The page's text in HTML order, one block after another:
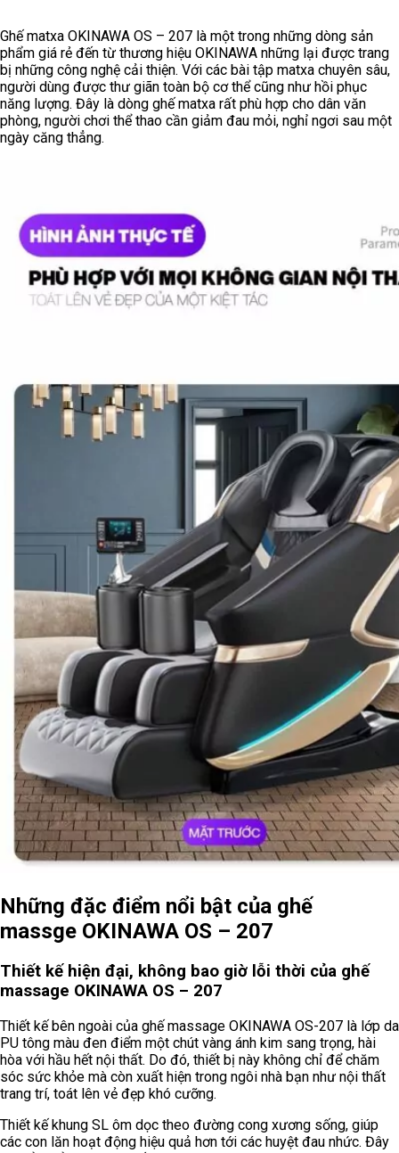
Ghế matxa OKINAWA OS – 207 là một trong những dòng sản
phẩm giá rẻ đến từ thương hiệu OKINAWA những lại được trang
bị những công nghệ cải thiện. Với các bài tập matxa chuyên sâu,
người dùng được thư giãn toàn bộ cơ thể cũng như hồi phục
năng lượng. Đây là dòng ghế matxa rất phù hợp cho dân văn
phòng, người chơi thể thao cần giảm đau mỏi, nghỉ ngơi sau một
ngày căng thẳng.
Những đặc điểm nổi bật của ghế
massge OKINAWA OS – 207
Thiết kế hiện đại, không bao giờ lỗi thời của ghế
massage OKINAWA OS – 207
Thiết kế bên ngoài của ghế massage OKINAWA OS-207 là lớp da
PU tông màu đen điểm một chút vàng ánh kim sang trọng, hài
hòa với hầu hết nội thất. Do đó, thiết bị này không chỉ để chăm
sóc sức khỏe mà còn xuất hiện trong ngôi nhà bạn như nội thất
trang trí, toát lên vẻ đẹp khó cưỡng.
Thiết kế khung SL ôm dọc theo đường cong xương sống, giúp
các con lăn hoạt động hiệu quả hơn tới các huyệt đau nhức. Đây